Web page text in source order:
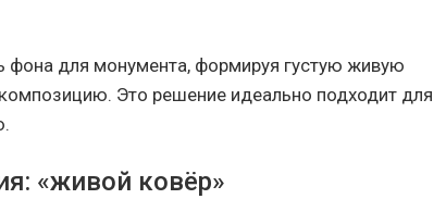
фона для монумента, формируя густую живую
Это решение идеально подходит для
«живой ковёр»